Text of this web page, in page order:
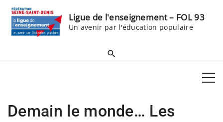
Ligue de l'enseignement – FOL 93
Un avenir par l'éducation populaire
Demain le monde… Les